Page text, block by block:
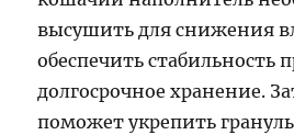
высушить для снижения
обеспечить стабильность
долгосрочное хранение.
поможет укрепить